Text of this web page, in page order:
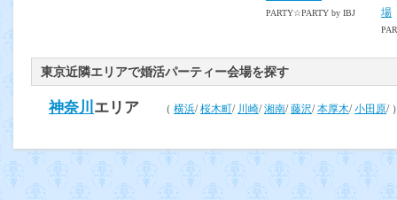
PARTY☆PARTY by IBJ
場
東京近隣エリアで婚活パーティー会場を探す
神奈川 エリア （ 横浜/桜木町/ 川崎/湘南/藤沢/本厚木/小田原/